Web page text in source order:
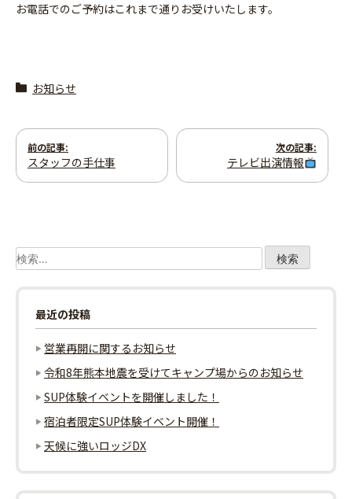
お電話でのご予約はこれまで通りお受けいたします。
お知らせ
投
稿
ビ
ゲ
ー
シ
ョ
ン
前の記事:
スタッフの手仕事
次の記事:
テレビ出演情報
検
索:
最近の投稿
営業再開に関するお知らせ
令和8年熊本地震を受けてキャンプ場からのお知らせ
SUP体験イベントを開催しました！
宿泊者限定SUP体験イベント開催！
天候に強いロッジDX